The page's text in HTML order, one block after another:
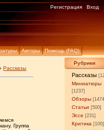
Авторы Помощь (FAQ)
Регистрация Вход
Рубрики
Рассказы
Миниатюры
[1237]
Обзоры
Статьи [500]
Эссе [231]
Критика [100]
Рассказы
Группа